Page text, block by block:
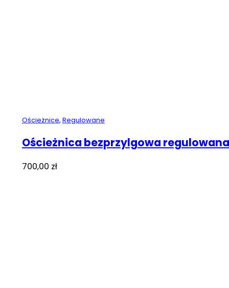
Ościeżnice, Regulowane
Ościeżnica bezprzylgowa
700,00 zł